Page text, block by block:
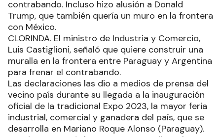
contrabando. Incluso hizo alusión a Donald
Trump, que también quería un muro en la frontera
con México.
CLORINDA. El ministro de Industria y Comercio,
Luis Castiglioni, señaló que quiere construir una
muralla en la frontera entre Paraguay y Argentina
para frenar el contrabando.
Las declaraciones las dio a medios de prensa del
vecino país durante su llegada a la inauguración
oficial de la tradicional Expo 2023, la mayor feria
industrial, comercial y ganadera del país, que se
desarrolla en Mariano Roque Alonso (Paraguay).